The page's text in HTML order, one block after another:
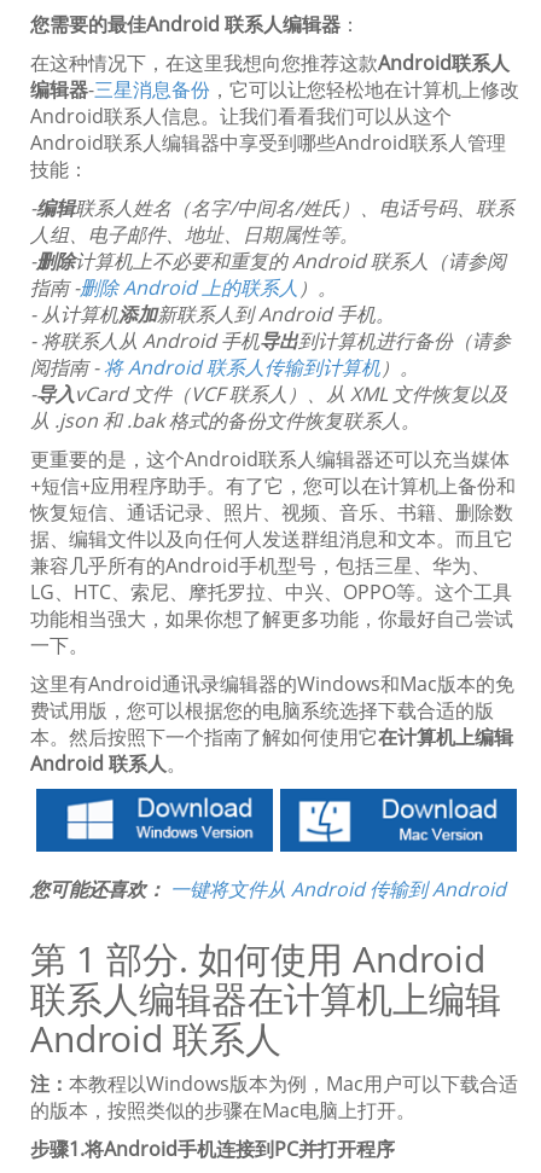
您需要的最佳Android 联系人编辑器 ：
在这种情况下，在这里我想向您推荐这款Android联系人
编辑器-三星消息备份 ，它可以让您轻松地在计算机上修改
Android联系人信息。让我们看看我们可以从这个
Android联系人编辑器中享受到哪些Android联系人管理
技能：
-编辑联系人姓名（名字/中间名/姓氏）、电话号码、联系
人组、电子邮件、地址、日期属性等。
-删除计算机上不必要和重复的 Android 联系人（请参阅
指南 -删除 Android 上的联系人 ）。
- 从计算机添加新联系人到 Android 手机。
- 将联系人从 Android 手机导出到计算机进行备份（请参
阅指南 -将 Android 联系人传输到计算机）。
-导入vCard 文件（VCF 联系人）、从 XML 文件恢复以及
从 .json 和 .bak 格式的备份文件恢复联系人。
更重要的是，这个Android联系人编辑器还可以充当媒体
+短信+应用程序助手。有了它，您可以在计算机上备份和
恢复短信、通话记录、照片、视频、音乐、书籍、删除数
据、编辑文件以及向任何人发送群组消息和文本。而且它
兼容几乎所有的Android手机型号，包括三星、华为、
LG、HTC、索尼、摩托罗拉、中兴、OPPO等。这个工具
功能相当强大，如果你想了解更多功能，你最好自己尝试
一下。
这里有Android通讯录编辑器的Windows和Mac版本的免
费试用版，您可以根据您的电脑系统选择下载合适的版
本。然后按照下一个指南了解如何使用它在计算机上编辑
Android 联系人。
您可能还喜欢： 一键将文件从 Android 传输到 Android
第 1 部分. 如何使用 Android
联系人编辑器在计算机上编辑
Android 联系人
注： 本教程以Windows版本为例，Mac用户可以下载合适
的版本，按照类似的步骤在Mac电脑上打开。
步骤1.将Android手机连接到PC并打开程序